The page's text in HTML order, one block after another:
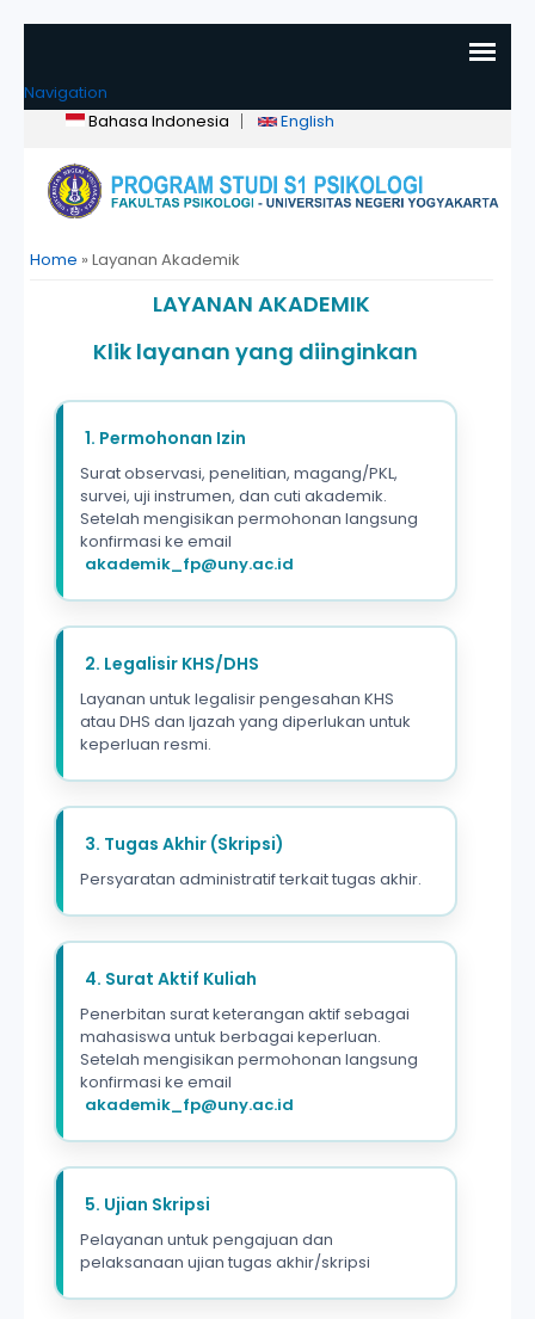
Navigation
Bahasa Indonesia
English
You are here
Home » Layanan Akademik
LAYANAN AKADEMIK
Klik layanan yang diinginkan
1. Permohonan Izin
Surat observasi, penelitian, magang/PKL,
survei, uji instrumen, dan cuti akademik.
Setelah mengisikan permohonan langsung
konfirmasi ke email
akademik_fp@uny.ac.id
2. Legalisir KHS/DHS
Layanan untuk legalisir pengesahan KHS
atau DHS dan Ijazah yang diperlukan untuk
keperluan resmi.
3. Tugas Akhir (Skripsi)
Persyaratan administratif terkait tugas akhir.
4. Surat Aktif Kuliah
Penerbitan surat keterangan aktif sebagai
mahasiswa untuk berbagai keperluan.
Setelah mengisikan permohonan langsung
konfirmasi ke email
akademik_fp@uny.ac.id
5. Ujian Skripsi
Pelayanan untuk pengajuan dan
pelaksanaan ujian tugas akhir/skripsi